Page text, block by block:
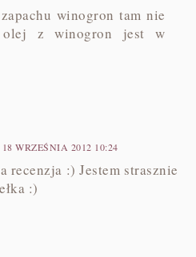
winogron tam nie
z winogron jest w
18 WRZEŚNIA 2012 10:24
recenzja :) Jestem strasznie
:)